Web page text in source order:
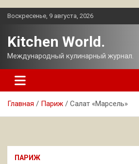
Перейти
Воскресенье, 9 августа, 2026
Kitchen World.
Международный кулинарный журнал.
Главная Париж Салат «Марсель»
ПАРИЖ